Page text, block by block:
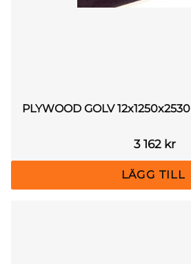
PLYWOOD GOLV 12x1250x2530
3 162kr